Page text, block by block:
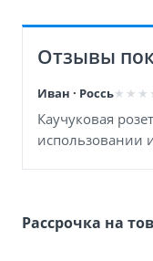
Отзывы
Иван · Россь
Каучуковая
использовании
Рассрочка на